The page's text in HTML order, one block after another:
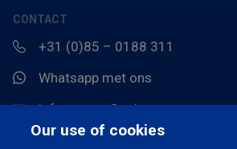
CONTACT
+31 (0)85 – 0188 311
Whatsapp met ons
info.europe@pahc.com
Chemin du Stocquoy 3, 1300
Our use of cookies